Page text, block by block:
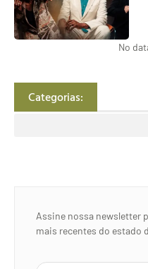
No
Categorias:
Assine nossa newsletter
mais recentes do estado